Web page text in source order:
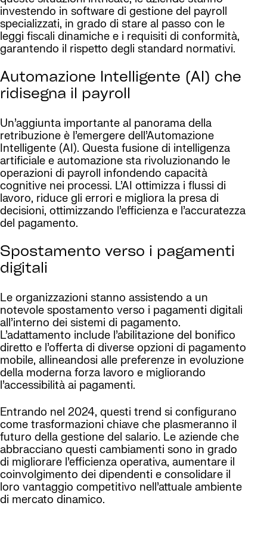
investendo in software di gestione del payroll
specializzati, in grado di stare al passo con le
leggi fiscali dinamiche e i requisiti di conformità,
garantendo il rispetto degli standard normativi.
Automazione Intelligente (AI) che
ridisegna il payroll
Un’aggiunta importante al panorama della
retribuzione è l’emergere dell’Automazione
Intelligente (AI). Questa fusione di intelligenza
artificiale e automazione sta rivoluzionando le
operazioni di payroll infondendo capacità
cognitive nei processi. L’AI ottimizza i flussi di
lavoro, riduce gli errori e migliora la presa di
decisioni, ottimizzando l’efficienza e l’accuratezza
del pagamento.
Spostamento verso i pagamenti
digitali
Le organizzazioni stanno assistendo a un
notevole spostamento verso i pagamenti digitali
all’interno dei sistemi di pagamento.
L’adattamento include l’abilitazione del bonifico
diretto e l’offerta di diverse opzioni di pagamento
mobile, allineandosi alle preferenze in evoluzione
della moderna forza lavoro e migliorando
l’accessibilità ai pagamenti.
Entrando nel 2024, questi trend si configurano
come trasformazioni chiave che plasmeranno il
futuro della gestione del salario. Le aziende che
abbracciano questi cambiamenti sono in grado
di migliorare l’efficienza operativa, aumentare il
coinvolgimento dei dipendenti e consolidare il
loro vantaggio competitivo nell’attuale ambiente
di mercato dinamico.